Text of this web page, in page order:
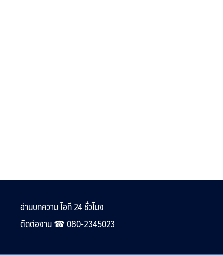
Footer
อ่านบทความ ไอที 24 ชั่วโมง
ติดต่องาน ☎︎ 080-2345023